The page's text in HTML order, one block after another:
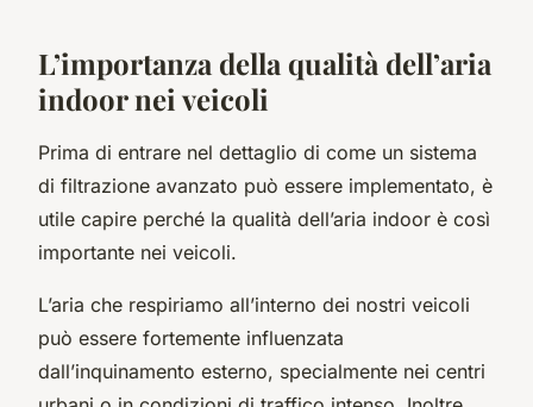
L’importanza della qualità dell’aria
indoor nei veicoli
Prima di entrare nel dettaglio di come un sistema
di filtrazione avanzato può essere implementato, è
utile capire perché la qualità dell’aria indoor è così
importante nei veicoli.
L’aria che respiriamo all’interno dei nostri veicoli
può essere fortemente influenzata
dall’inquinamento esterno, specialmente nei centri